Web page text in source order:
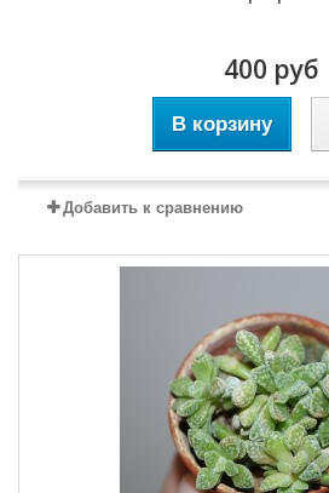
400 руб
В корзину
Добавить к сравнению